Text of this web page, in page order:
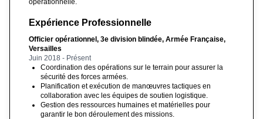
Expérience Professionnelle
Officier opérationnel, 3e division blindée, Armée Française,
Versailles
Juin 2018 - Présent
Coordination des opérations sur le terrain pour assurer la
sécurité des forces armées.
Planification et exécution de manœuvres tactiques en
collaboration avec les équipes de soutien logistique.
Gestion des ressources humaines et matérielles pour
garantir le bon déroulement des missions.